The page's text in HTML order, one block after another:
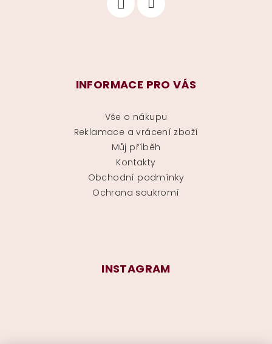
INFORMACE PRO VÁS
Vše o nákupu
Reklamace a vrácení zboží
Můj příběh
Kontakty
Obchodní podmínky
Ochrana soukromí
INSTAGRAM